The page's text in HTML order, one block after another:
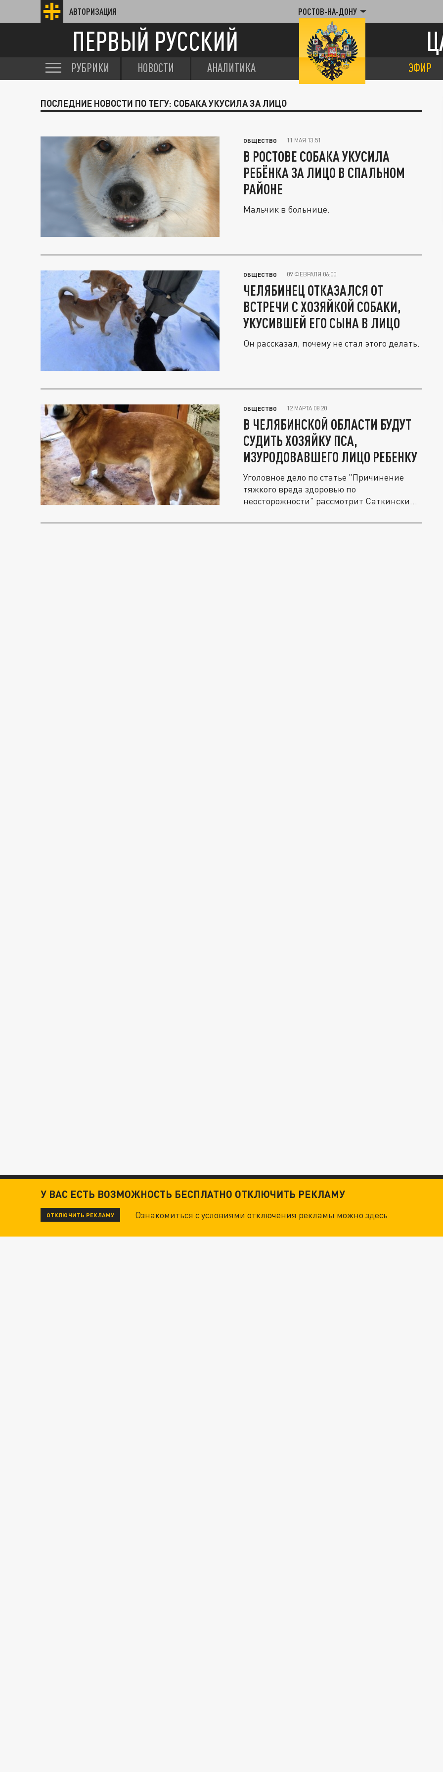
АВТОРИЗАЦИЯ РОСТОВ-НА-ДОНУ
ПЕРВЫЙ РУССКИЙ
РУБРИКИ НОВОСТИ АНАЛИТИКА ЭФИР
ПОСЛЕДНИЕ НОВОСТИ ПО ТЕГУ: СОБАКА УКУСИЛА ЗА ЛИЦО
ОБЩЕСТВО 11 МАЯ 13:51
В РОСТОВЕ СОБАКА УКУСИЛА
РЕБЁНКА ЗА ЛИЦО В СПАЛЬНОМ
РАЙОНЕ
Мальчик в больнице.
ОБЩЕСТВО 09 ФЕВРАЛЯ 06:00
ЧЕЛЯБИНЕЦ ОТКАЗАЛСЯ ОТ
ВСТРЕЧИ С ХОЗЯЙКОЙ СОБАКИ,
УКУСИВШЕЙ ЕГО СЫНА В ЛИЦО
Он рассказал, почему не стал этого делать.
ОБЩЕСТВО 12 МАРТА 08:20
В ЧЕЛЯБИНСКОЙ ОБЛАСТИ БУДУТ
СУДИТЬ ХОЗЯЙКУ ПСА,
ИЗУРОДОВАВШЕГО ЛИЦО РЕБЕНКУ
Уголовное дело по статье "Причинение
тяжкого вреда здоровью по
неосторожности" рассмотрит Саткинский
У ВАС ЕСТЬ ВОЗМОЖНОСТЬ БЕСПЛАТНО ОТКЛЮЧИТЬ РЕКЛАМУ
ОТКЛЮЧИТЬ РЕКЛАМУ Ознакомиться с условиями отключения рекламы можноздесь